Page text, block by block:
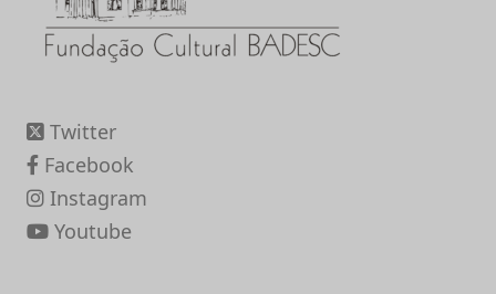
Twitter
Facebook
Instagram
Youtube